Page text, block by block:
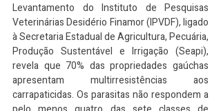
Levantamento do Instituto de Pesquisas
Veterinárias Desidério Finamor (IPVDF), ligado
à Secretaria Estadual de Agricultura, Pecuária,
Produção Sustentável e Irrigação (Seapi),
revela que 70% das propriedades gaúchas
apresentam multirresistências aos
carrapaticidas. Os parasitas não respondem a